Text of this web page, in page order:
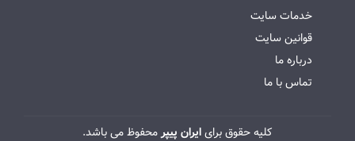
خدمات سایت
قوانین سایت
درباره ما
تماس با ما
کلیه حقوق برایایران پیپرمحفوظ می باشد.